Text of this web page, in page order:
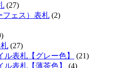
(27)
フェス）表札 (2)
(27)
ル表札【グレー色】
(21)
表札【薄茶色】
(4)